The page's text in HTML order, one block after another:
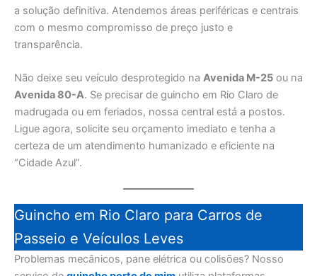
a solução definitiva. Atendemos áreas periféricas e centrais
com o mesmo compromisso de preço justo e
transparência.
Não deixe seu veículo desprotegido na Avenida M-25 ou na
Avenida 80-A. Se precisar de guincho em Rio Claro de
madrugada ou em feriados, nossa central está a postos.
Ligue agora, solicite seu orçamento imediato e tenha a
certeza de um atendimento humanizado e eficiente na
“Cidade Azul”.
Guincho em Rio Claro para Carros de
Passeio e Veículos Leves
Problemas mecânicos, pane elétrica ou colisões? Nosso